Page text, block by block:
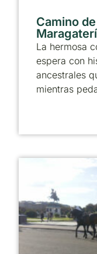
Camino
La hermosa
espera con
ancestrales
mientras